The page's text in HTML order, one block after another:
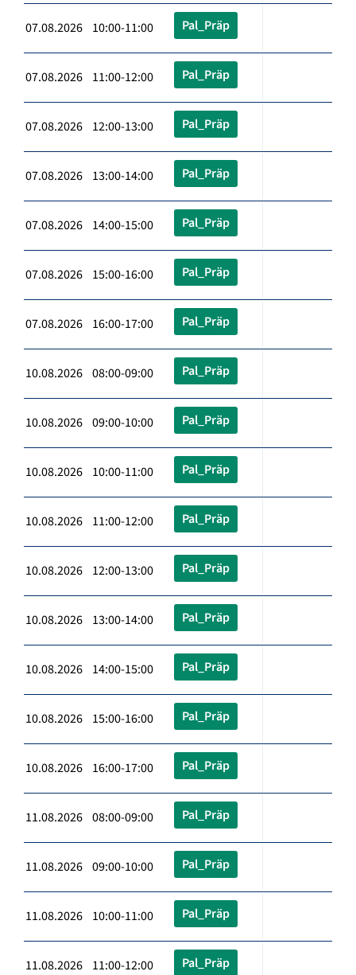
07.08.2026 10:00-11:00 Pal_Präp
07.08.2026 11:00-12:00 Pal_Präp
07.08.2026 12:00-13:00 Pal_Präp
07.08.2026 13:00-14:00 Pal_Präp
07.08.2026 14:00-15:00 Pal_Präp
07.08.2026 15:00-16:00 Pal_Präp
07.08.2026 16:00-17:00 Pal_Präp
10.08.2026 08:00-09:00 Pal_Präp
10.08.2026 09:00-10:00 Pal_Präp
10.08.2026 10:00-11:00 Pal_Präp
10.08.2026 11:00-12:00 Pal_Präp
10.08.2026 12:00-13:00 Pal_Präp
10.08.2026 13:00-14:00 Pal_Präp
10.08.2026 14:00-15:00 Pal_Präp
10.08.2026 15:00-16:00 Pal_Präp
10.08.2026 16:00-17:00 Pal_Präp
11.08.2026 08:00-09:00 Pal_Präp
11.08.2026 09:00-10:00 Pal_Präp
11.08.2026 10:00-11:00 Pal_Präp
11.08.2026 11:00-12:00 Pal_Präp